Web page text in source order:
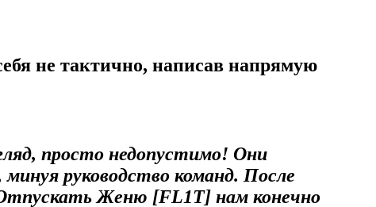
не тактично, написав напрямую
просто недопустимо! Они
руководство команд. После
Женю [FL1T] нам конечно